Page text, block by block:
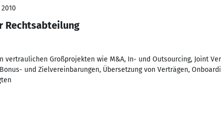
Rechtsabteilung
vertraulichen Großprojekten wie M&A, In- und Outsourcing, Joint
und Zielvereinbarungen, Übersetzung von Verträgen,